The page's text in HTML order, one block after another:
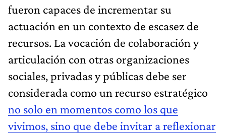
fueron capaces de incrementar su
actuación en un contexto de escasez de
recursos. La vocación de colaboración y
articulación con otras organizaciones
sociales, privadas y públicas debe ser
considerada como un recurso estratégico
no solo en momentos como los que
vivimos, sino que debe invitar a reflexionar